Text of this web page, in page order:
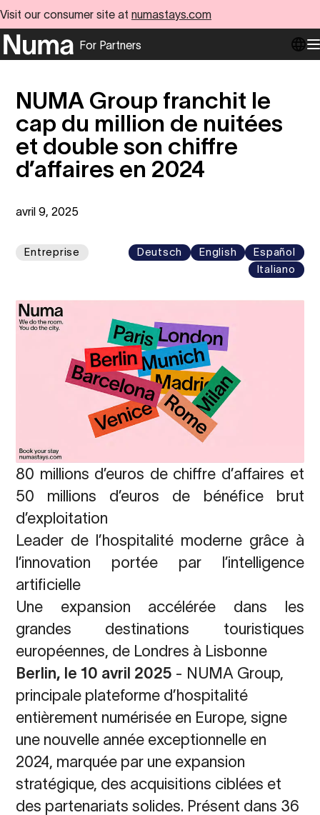
Visit our consumer site at numastays.com
For Partners
Go to numa partners homepage
NUMA Group franchit le
cap du million de nuitées
et double son chiffre
d’affaires en 2024
avril 9, 2025
Entreprise Deutsch English
Español
Italiano
80 millions d’euros de chiffre d’affaires et
50 millions d’euros de bénéfice brut
d’exploitation
Leader de l’hospitalité moderne grâce à
l’innovation portée par l’intelligence
artificielle
Une expansion accélérée dans les
grandes destinations touristiques
européennes, de Londres à Lisbonne
Berlin, le 10 avril 2025 - NUMA Group,
principale plateforme d’hospitalité
entièrement numérisée en Europe, signe
une nouvelle année exceptionnelle en
2024, marquée par une expansion
stratégique, des acquisitions ciblées et
des partenariats solides. Présent dans 36